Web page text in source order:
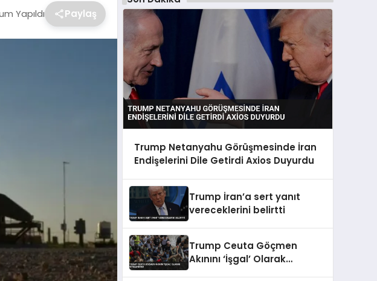
Yapıldı Paylaş
Trump Netanyahu Görüşmesinde İran
Endişelerini Dile Getirdi Axios Duyurdu
Trump İran’a sert yanıt
vereceklerini belirtti
Trump Ceuta Göçmen
Akınını ‘İşgal’ Olarak